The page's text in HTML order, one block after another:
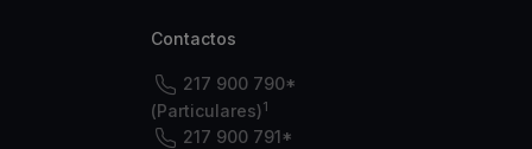
Contactos
217 900 790*
(Particulares)1
217 900 791*